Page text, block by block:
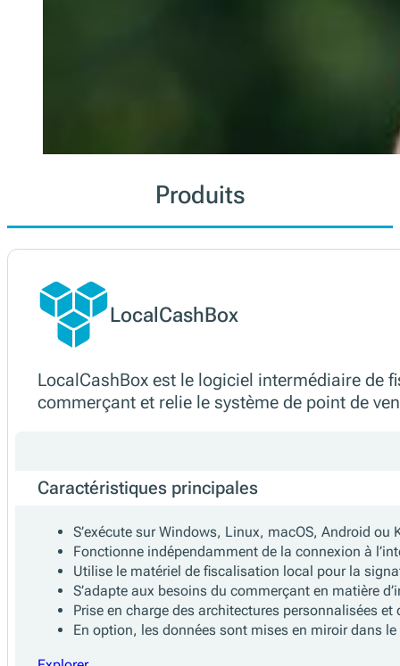
LocalCashBox
LocalCashBox est le logiciel intermédiaire
commerçant et relie le système de point de